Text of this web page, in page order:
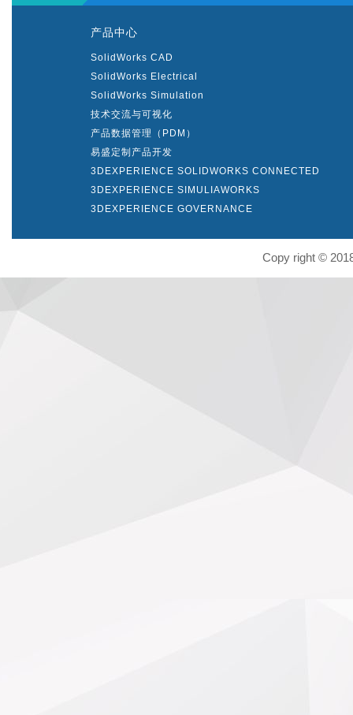
产品中心
SolidWorks CAD
SolidWorks Electrical
SolidWorks Simulation
技术交流与可视化
产品数据管理（PDM）
易盛定制产品开发
3DEXPERIENCE SOLIDWORKS CONNECTED
3DEXPERIENCE SIMULIAWORKS
3DEXPERIENCE GOVERNANCE
Copy right ©